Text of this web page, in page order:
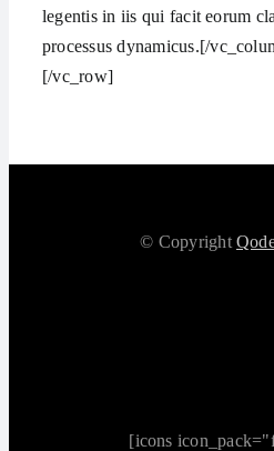
legentis in iis qui facit eorum
processus dynamicus.[/
[/vc_row]
© Copyright
[icons